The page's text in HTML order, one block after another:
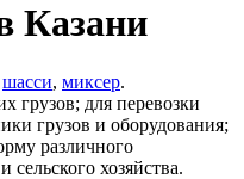
Казани
шасси, миксер.
грузов; для перевозки
грузов и оборудования;
различного
хозяйства.